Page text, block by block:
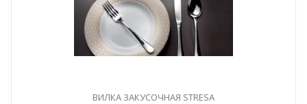
ВИЛКА ЗАКУСОЧНАЯ STRESA